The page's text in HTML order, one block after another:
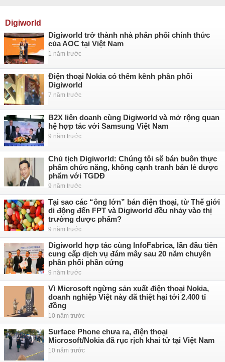
Digiworld
Digiworld trở thành nhà phân phối chính thức
của AOC tại Việt Nam
1 năm trước
Điện thoại Nokia có thêm kênh phân phối
Digiworld
7 năm trước
B2X liên doanh cùng Digiworld và mở rộng quan
hệ hợp tác với Samsung Việt Nam
9 năm trước
Chủ tịch Digiworld: Chúng tôi sẽ bán buôn thực
phẩm chức năng, không cạnh tranh bán lẻ dược
phẩm với TGDĐ
9 năm trước
Tại sao các “ông lớn” bán điện thoại, từ Thế giới
di động đến FPT và Digiworld đều nhảy vào thị
trường dược phẩm?
9 năm trước
Digiworld hợp tác cùng InfoFabrica, lần đầu tiên
cung cấp dịch vụ đám mây sau 20 năm chuyên
phân phối phần cứng
9 năm trước
Vì Microsoft ngừng sản xuất điện thoại Nokia,
doanh nghiệp Việt này đã thiệt hại tới 2.400 tỉ
đồng
10 năm trước
Surface Phone chưa ra, điện thoại
Microsoft/Nokia đã rục rịch khai tử tại Việt Nam
10 năm trước